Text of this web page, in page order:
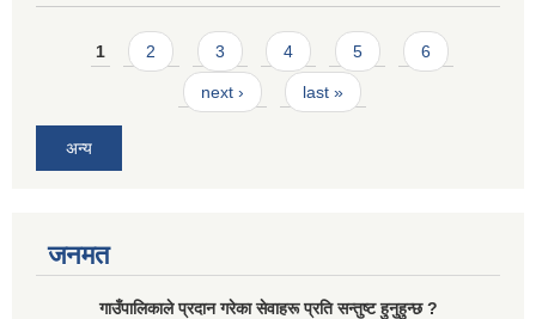
Pages
1 2 3 4 5 6
next › last »
अन्य
जनमत
गाउँपालिकाले प्रदान गरेका सेवाहरू प्रति सन्तुष्ट हुनुहुन्छ ?